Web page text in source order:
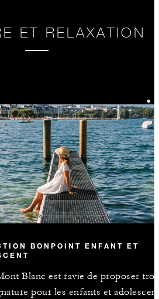
ET RELAXATION
BONPOINT ENFANT ET
Blanc est ravie de proposer
pour les enfants et